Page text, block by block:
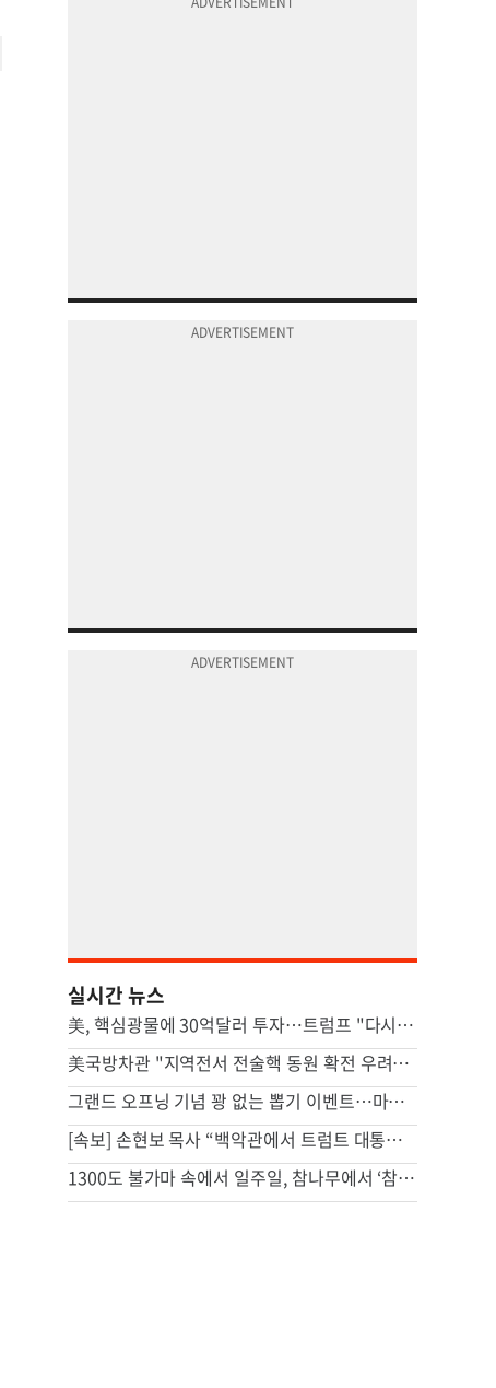
실시간 뉴스
美, 핵심광물에 30억달러 투자…트럼프 "다시는 中 의존 않도록"
美국방차관 "지역전서 전술핵 동원 확전 우려…합리적 핵옵션 필요"
그랜드 오프닝 기념 꽝 없는 뽑기 이벤트…마루가메 우동 오픈
[속보] 손현보 목사 “백악관에서 트럼트 대통령 접견”
1300도 불가마 속에서 일주일, 참나무에서 ‘참숯’으로[스튜디오486]